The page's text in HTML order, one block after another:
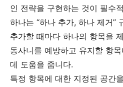
인 전략을 구현하는 것이 필수
하나는 “하나 추가, 하나 제거”
추가할 때마다 하나의 항목을
동사니를 예방하고 유지할 항
데 도움을 줍니다.
특정 항목에 대한 지정된 공간